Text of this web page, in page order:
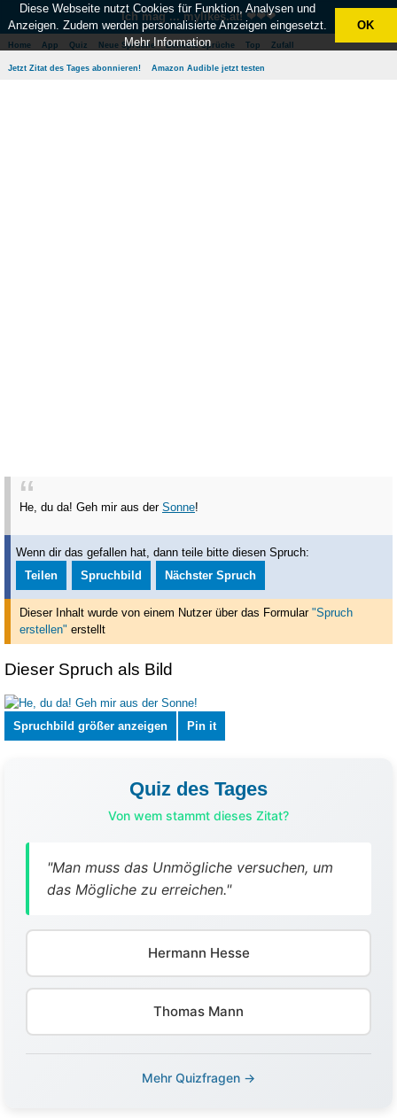
Ich mag ... mylikes.at! ❤❤❤
Home App Quiz Neue Sprüche Beliebte Sprüche Top Zufall
Jetzt Zitat des Tages abonnieren! Amazon Audible jetzt testen
He, du da! Geh mir aus der Sonne!
Wenn dir das gefallen hat, dann teile bitte diesen Spruch:
Teilen
Spruchbild Nächster Spruch
Dieser Inhalt wurde von einem Nutzer über das Formular "Spruch
erstellen" erstellt
Dieser Spruch als Bild
Spruchbild größer anzeigen Pin it
Quiz des Tages
Von wem stammt dieses Zitat?
"Man muss das Unmögliche versuchen, um
das Mögliche zu erreichen."
Hermann Hesse
Thomas Mann
Mehr Quizfragen →
Diese Webseite nutzt Cookies für Funktion, Analysen und
Anzeigen. Zudem werden personalisierte Anzeigen eingesetzt.
Mehr Information
OK